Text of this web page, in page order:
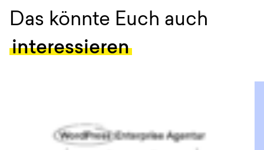
:
Das könnte Euch auch
interessieren